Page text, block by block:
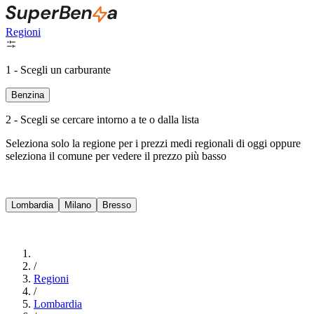
Regioni
1 - Scegli un carburante
Benzina
2 - Scegli se cercare intorno a te o dalla lista
Seleziona solo la regione per i prezzi medi regionali di oggi oppure
seleziona il comune per vedere il prezzo più basso
Lombardia Milano Bresso
/
Regioni
/
Lombardia